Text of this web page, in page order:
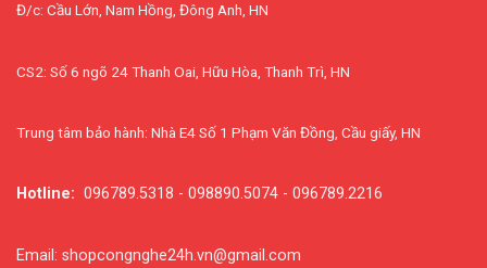
Đ/c: Cầu Lớn, Nam Hồng, Đông Anh, HN
CS2: Số 6 ngõ 24 Thanh Oai, Hữu Hòa, Thanh Trì, HN
Trung tâm bảo hành: Nhà E4 Số 1 Phạm Văn Đồng, Cầu giấy, HN
Hotline: 096789.5318 - 098890.5074 - 096789.2216
Email: shopcongnghe24h.vn@gmail.com